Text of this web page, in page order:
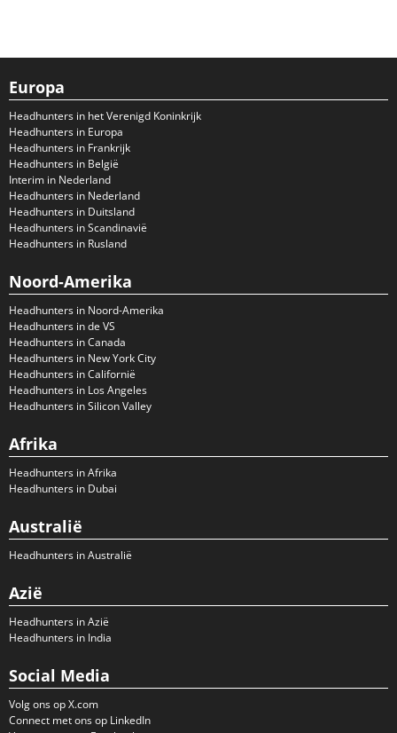
Europa
Headhunters in het Verenigd Koninkrijk
Headhunters in Europa
Headhunters in Frankrijk
Headhunters in België
Interim in Nederland
Headhunters in Nederland
Headhunters in Duitsland
Headhunters in Scandinavië
Headhunters in Rusland
Noord-Amerika
Headhunters in Noord-Amerika
Headhunters in de VS
Headhunters in Canada
Headhunters in New York City
Headhunters in Californië
Headhunters in Los Angeles
Headhunters in Silicon Valley
Afrika
Headhunters in Afrika
Headhunters in Dubai
Australië
Headhunters in Australië
Azië
Headhunters in Azië
Headhunters in India
Social Media
Volg ons op X.com
Connect met ons op LinkedIn